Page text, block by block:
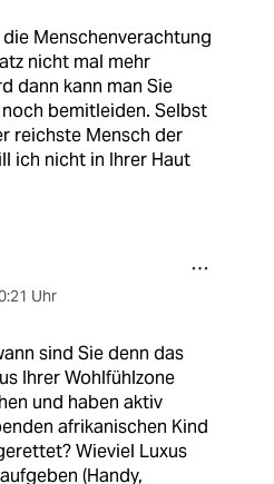
die Menschenverachtung
nicht mal mehr
dann kann man Sie
bemitleiden. Selbst
reichste Mensch der
ich nicht in Ihrer Haut
Uhr
sind Sie denn das
Ihrer Wohlfühlzone
und haben aktiv
afrikanischen Kind
Wieviel Luxus
(Handy,